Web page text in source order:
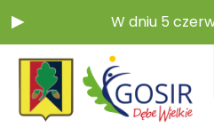
W dniu 5